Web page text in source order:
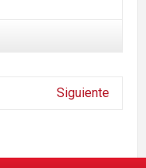
Siguiente